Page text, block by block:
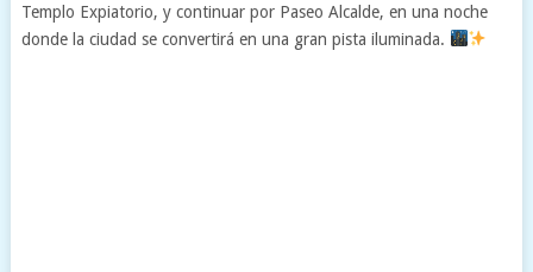
Templo Expiatorio, y continuar por Paseo Alcalde, en una noche
donde la ciudad se convertirá en una gran pista iluminada.